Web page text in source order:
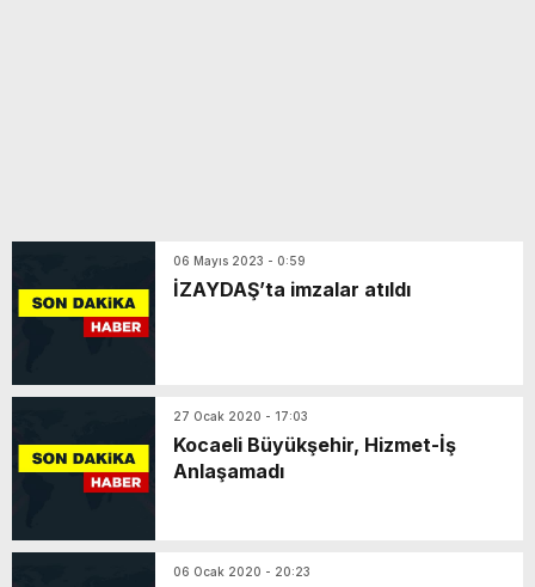
06 Mayıs 2023 - 0:59
İZAYDAŞ’ta imzalar atıldı
27 Ocak 2020 - 17:03
Kocaeli Büyükşehir, Hizmet-İş
Anlaşamadı
06 Ocak 2020 - 20:23